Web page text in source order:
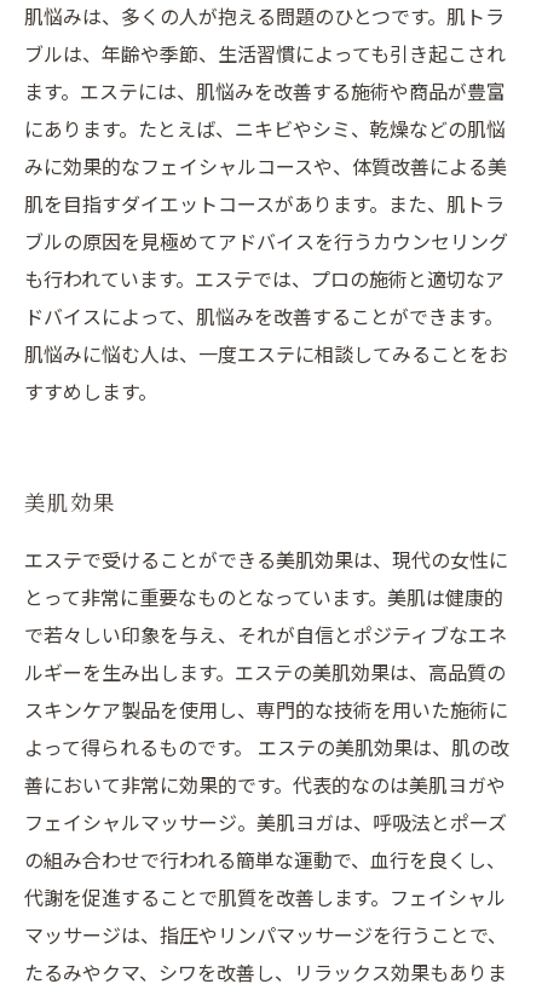
肌悩みは、多くの人が抱える問題のひとつです。肌トラ
ブルは、年齢や季節、生活習慣によっても引き起こされ
ます。エステには、肌悩みを改善する施術や商品が豊富
にあります。たとえば、ニキビやシミ、乾燥などの肌悩
みに効果的なフェイシャルコースや、体質改善による美
肌を目指すダイエットコースがあります。また、肌トラ
ブルの原因を見極めてアドバイスを行うカウンセリング
も行われています。エステでは、プロの施術と適切なア
ドバイスによって、肌悩みを改善することができます。
肌悩みに悩む人は、一度エステに相談してみることをお
すすめします。
美肌効果
エステで受けることができる美肌効果は、現代の女性に
とって非常に重要なものとなっています。美肌は健康的
で若々しい印象を与え、それが自信とポジティブなエネ
ルギーを生み出します。エステの美肌効果は、高品質の
スキンケア製品を使用し、専門的な技術を用いた施術に
よって得られるものです。 エステの美肌効果は、肌の改
善において非常に効果的です。代表的なのは美肌ヨガや
フェイシャルマッサージ。美肌ヨガは、呼吸法とポーズ
の組み合わせで行われる簡単な運動で、血行を良くし、
代謝を促進することで肌質を改善します。フェイシャル
マッサージは、指圧やリンパマッサージを行うことで、
たるみやクマ、シワを改善し、リラックス効果もありま